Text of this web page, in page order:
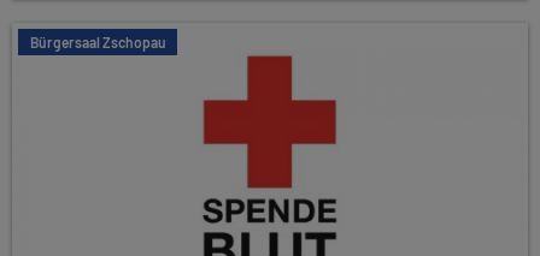
Bürgersaal Zschopau